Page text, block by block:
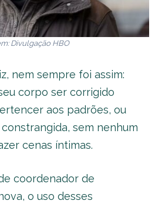
Divulgação HBO
nem sempre foi assim:
corpo ser corrigido
aos padrões, ou
sem nenhum
cenas íntimas.
coordenador de
o uso desses